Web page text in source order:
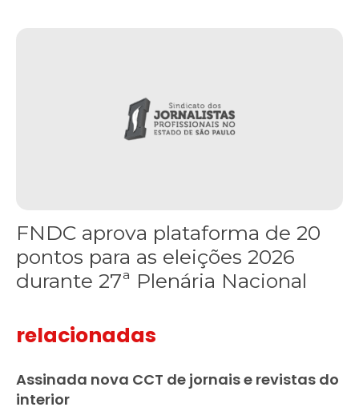
FNDC aprova plataforma de 20
pontos para as eleições 2026
durante 27ª Plenária Nacional
relacionadas
Assinada nova CCT de jornais e revistas do
interior